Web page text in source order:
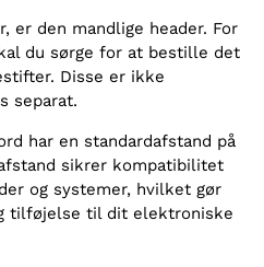
er den mandlige header. For
du sørge for at bestille det
Disse er ikke
separat.
har en standardafstand på
sikrer kompatibilitet
og systemer, hvilket gør
tilføjelse til dit elektroniske